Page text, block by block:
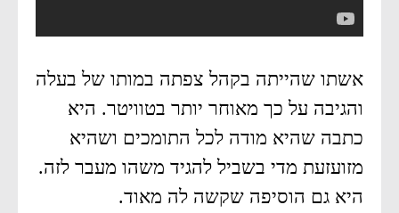
אשתו שהייתה בקהל צפתה במותו של בעלה
והגיבה על כך מאוחר יותר בטוויטר. היא
כתבה שהיא מודה לכל התומכים ושהיא
מזועזעת מדי בשביל להגיד משהו מעבר לזה.
היא גם הוסיפה שקשה לה מאוד.